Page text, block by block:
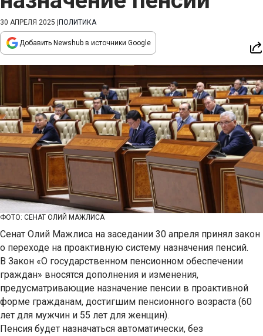
30 АПРЕЛЯ 2025 ПОЛИТИКА
Добавить Newshub в источники Google
ФОТО: СЕНАТ ОЛИЙ МАЖЛИСА
Сенат Олий Мажлиса на заседании 30 апреля принял закон
о переходе на проактивную систему назначения пенсий.
В Закон «О государственном пенсионном обеспечении
граждан» вносятся дополнения и изменения,
предусматривающие назначение пенсии в проактивной
форме гражданам, достигшим пенсионного возраста (60
лет для мужчин и 55 лет для женщин).
Пенсия будет назначаться автоматически, без